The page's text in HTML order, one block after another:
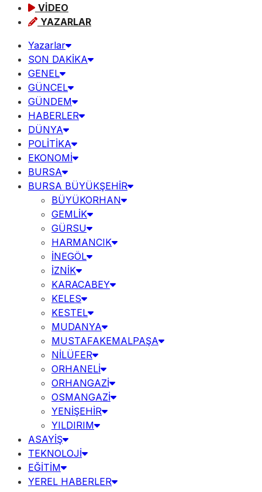
VİDEO
YAZARLAR
Yazarlar
SON DAKİKA
GENEL
GÜNCEL
GÜNDEM
HABERLER
DÜNYA
POLİTİKA
EKONOMİ
BURSA
BURSA BÜYÜKŞEHİR
BÜYÜKORHAN
GEMLİK
GÜRSU
HARMANCIK
İNEGÖL
İZNİK
KARACABEY
KELES
KESTEL
MUDANYA
MUSTAFAKEMALPAŞA
NİLÜFER
ORHANELİ
ORHANGAZİ
OSMANGAZİ
YENİŞEHİR
YILDIRIM
ASAYİŞ
TEKNOLOJİ
EĞİTİM
YEREL HABERLER